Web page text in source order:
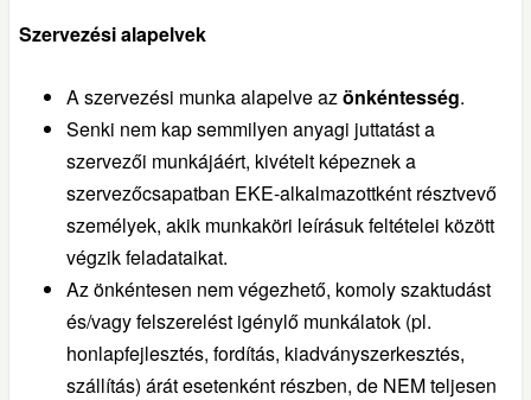
Szervezési alapelvek
A szervezési munka alapelve azönkéntesség.
Senki nem kap semmilyen anyagi juttatást a
szervezői munkájáért, kivételt képeznek a
szervezőcsapatban EKE-alkalmazottként résztvevő
személyek, akik munkaköri leírásuk feltételei között
végzik feladataikat.
Az önkéntesen nem végezhető, komoly szaktudást
és/vagy felszerelést igénylő munkálatok (pl.
honlapfejlesztés, fordítás, kiadványszerkesztés,
szállítás) árát esetenként részben, de NEM teljesen